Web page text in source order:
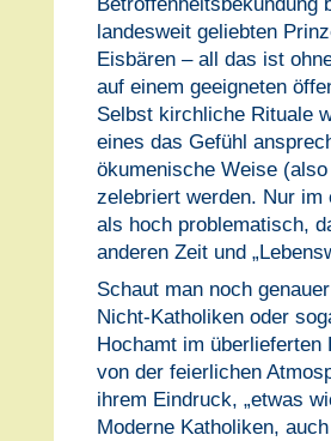
landesweit geliebten
Eisbären – all das ist
auf einem geeigneten
Selbst kirchliche Rituale
eines das Gefühl
ökumenische Weise
zelebriert werden. Nur
als hoch problematisch,
anderen Zeit und
Schaut man noch
Nicht-Katholiken oder
Hochamt im
von der feierlichen
ihrem Eindruck, „etwas
Moderne Katholiken,